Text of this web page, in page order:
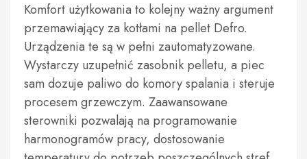
Komfort użytkowania to kolejny ważny argument
przemawiający za kotłami na pellet Defro.
Urządzenia te są w pełni zautomatyzowane.
Wystarczy uzupełnić zasobnik pelletu, a piec
sam dozuje paliwo do komory spalania i steruje
procesem grzewczym. Zaawansowane
sterowniki pozwalają na programowanie
harmonogramów pracy, dostosowanie